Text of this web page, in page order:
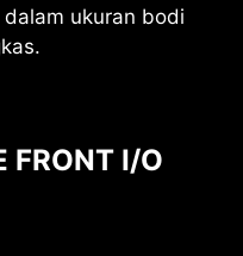
ukuran bodi
FRONT I/O